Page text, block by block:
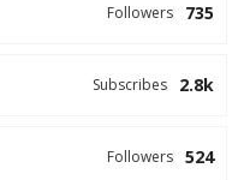
735
Followers
2.8k
Subscribes
524
Followers